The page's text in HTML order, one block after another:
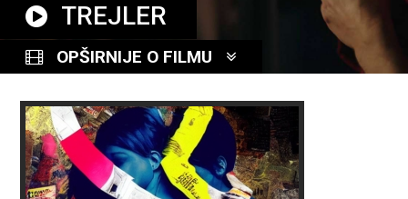
OPŠIRNIJE O FILMU
TREJLER